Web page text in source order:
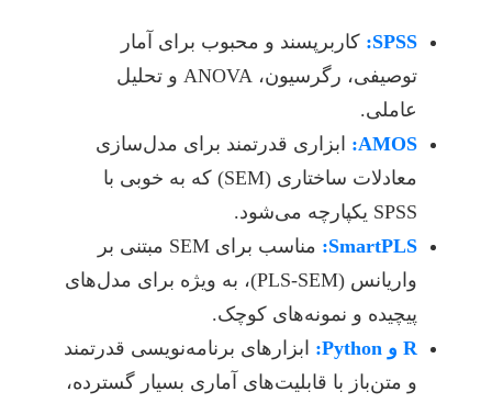
SPSS: کاربرپسند و محبوب برای آمار
توصیفی، رگرسیون، ANOVA و تحلیل
عاملی.
AMOS:
ابزاری قدرتمند برای مدل‌سازی
معادلات ساختاری (SEM) که به خوبی با
SPSS یکپارچه می‌شود.
SmartPLS:
مناسب برای SEM مبتنی بر
واریانس (PLS-SEM)، به ویژه برای مدل‌های
پیچیده و نمونه‌های کوچک.
R و Python:
ابزارهای برنامه‌نویسی قدرتمند
و متن‌باز با قابلیت‌های آماری بسیار گسترده،